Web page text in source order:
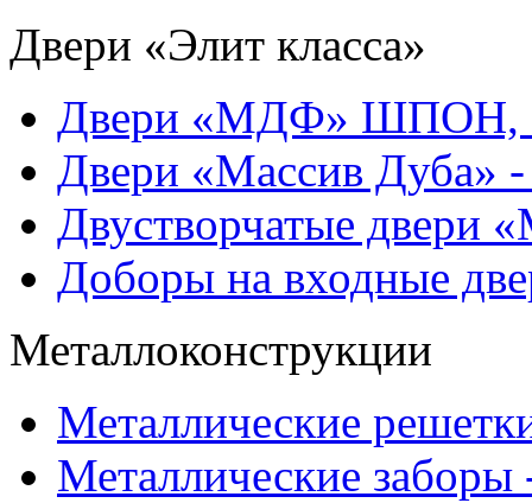
Двери «Элит класса»
Двери «МДФ» ШПОН,
Двери «Массив Дуба»
Двустворчатые
Доборы на входные
Металлоконструкции
Металлические
Металлические